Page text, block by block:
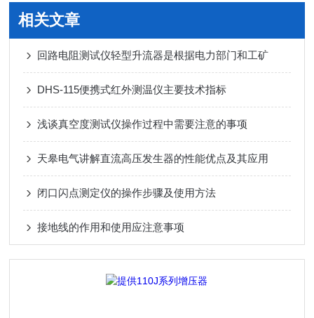
相关文章
回路电阻测试仪轻型升流器是根据电力部门和工矿
DHS-115便携式红外测温仪主要技术指标
浅谈真空度测试仪操作过程中需要注意的事项
天皋电气讲解直流高压发生器的性能优点及其应用
闭口闪点测定仪的操作步骤及使用方法
接地线的作用和使用应注意事项